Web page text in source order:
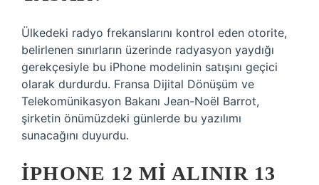
Ülkedeki radyo frekanslarını kontrol eden otorite,
belirlenen sınırların üzerinde radyasyon yaydığı
gerekçesiyle bu iPhone modelinin satışını geçici
olarak durdurdu. Fransa Dijital Dönüşüm ve
Telekomünikasyon Bakanı Jean-Noël Barrot,
şirketin önümüzdeki günlerde bu yazılımı
sunacağını duyurdu.
IPHONE 12 MI ALINIR 13